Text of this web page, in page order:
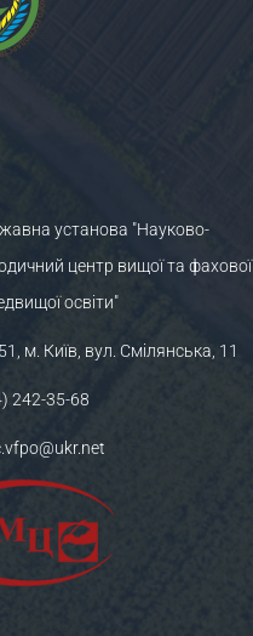
установа "Науково-
центр вищої та фахової
освіти"
м. Київ, вул. Смілянська, 11
242-35-68